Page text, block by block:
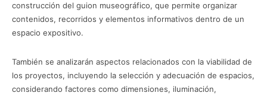
construcción del guion museográfico, que permite organizar
contenidos, recorridos y elementos informativos dentro de un
espacio expositivo.
También se analizarán aspectos relacionados con la viabilidad de
los proyectos, incluyendo la selección y adecuación de espacios,
considerando factores como dimensiones, iluminación,